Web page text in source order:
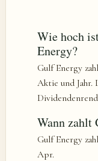
Wie hoch
Energy?
Gulf Energy
Aktie und Jahr.
Wann zahlt
Gulf Energy
Apr.